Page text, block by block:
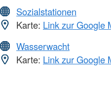
Sozialstationen
Karte: Link zur Google
Wasserwacht
Karte: Link zur Google